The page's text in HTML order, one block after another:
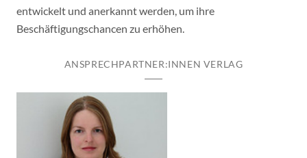
entwickelt und anerkannt werden, um ihre
Beschäftigungschancen zu erhöhen.
ANSPRECHPARTNER:INNEN VERLAG